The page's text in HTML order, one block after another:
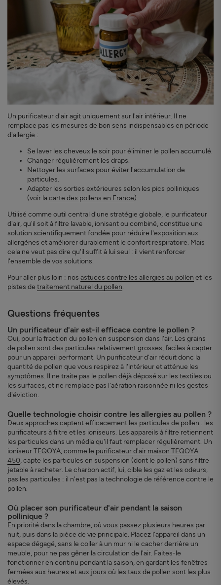
Un purificateur d'air agit uniquement sur l'air intérieur. Il ne
remplace pas les mesures de bon sens indispensables en période
d'allergie :
Se laver les cheveux le soir pour éliminer le pollen accumulé.
Changer régulièrement les draps.
Nettoyer les surfaces pour éviter l'accumulation de
particules.
Adapter les sorties extérieures selon les pics polliniques
(voir lacarte des pollens en France).
Utilisé comme outil central d'une stratégie globale, le purificateur
d'air, qu'il soit à filtre lavable, ionisant ou combiné, constitue une
solution scientifiquement fondée pour réduire l'exposition aux
allergènes et améliorer durablement le confort respiratoire. Mais
cela ne veut pas dire qu'il suffit à lui seul : il vient renforcer
l'ensemble de vos solutions.
Pour aller plus loin : nos astuces contre les allergies au pollen et les
pistes de traitement naturel du pollen.
Questions fréquentes
Un purificateur d'air est-il efficace contre le pollen ?
Oui, pour la fraction du pollen en suspension dans l'air. Les grains
de pollen sont des particules relativement grosses, faciles à capter
pour un appareil performant. Un purificateur d'air réduit donc la
quantité de pollen que vous respirez à l'intérieur et atténue les
symptômes. Il ne traite pas le pollen déjà déposé sur les textiles ou
les surfaces, et ne remplace pas l'aération raisonnée ni les gestes
d'éviction.
Quelle technologie choisir contre les allergies au pollen ?
Deux approches captent efficacement les particules de pollen : les
purificateurs à filtre et les ioniseurs. Les appareils à filtre retiennent
les particules dans un média qu'il faut remplacer régulièrement. Un
ioniseur TEQOYA, comme le purificateur d'air maison TEQOYA
450, capte les particules en suspension (dont le pollen) sans filtre
jetable à racheter. Le charbon actif, lui, cible les gaz et les odeurs,
pas les particules : il n'est pas la technologie de référence contre le
pollen.
Où placer son purificateur d'air pendant la saison
pollinique ?
En priorité dans la chambre, où vous passez plusieurs heures par
nuit, puis dans la pièce de vie principale. Placez l'appareil dans un
espace dégagé, sans le coller à un mur ni le cacher derrière un
meuble, pour ne pas gêner la circulation de l'air. Faites-le
fonctionner en continu pendant la saison, en gardant les fenêtres
fermées aux heures et aux jours où les taux de pollen sont les plus
élevés.